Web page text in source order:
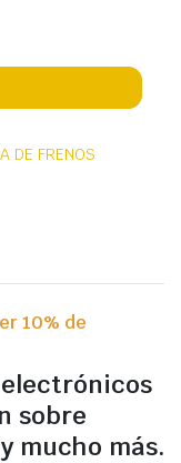
DE FRENOS
10% de
sobre
mucho más.